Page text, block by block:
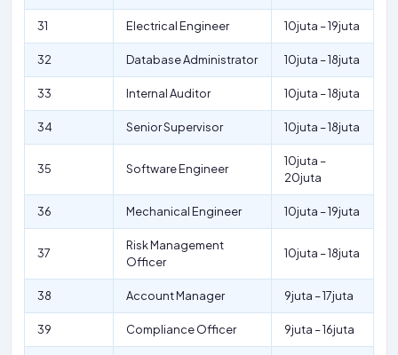
31 Electrical Engineer 10juta – 19juta
32 Database Administrator 10juta – 18juta
33 Internal Auditor 10juta – 18juta
34 Senior Supervisor 10juta – 18juta
35 Software Engineer
10juta –
20juta
36 Mechanical Engineer 10juta – 19juta
37
Risk Management
Officer
10juta – 18juta
38 Account Manager 9juta – 17juta
39 Compliance Officer 9juta – 16juta